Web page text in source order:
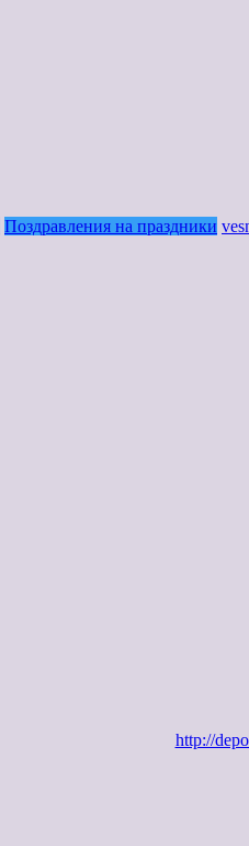
Поздравления на праздники
http://